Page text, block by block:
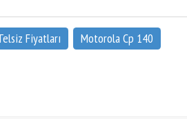
Fiyatları
Motorola Cp 140